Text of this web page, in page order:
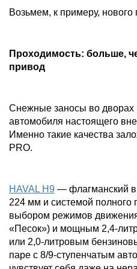
Возьмем, к примеру, нового
Проходимость: больше,
привод
Снежные заносы во дворах
автомобиля настоящего
Именно такие качества
PRO.
HAVAL H9 — флагманский
224 мм и системой полного
выбором режимов
«Песок») и мощным 2,4-
или 2,0-литровым
паре с 8/9-ступенчатым